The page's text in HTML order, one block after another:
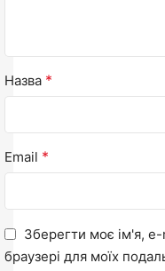
Назва *
Email *
Зберегти моє ім'я,
браузері для моїх